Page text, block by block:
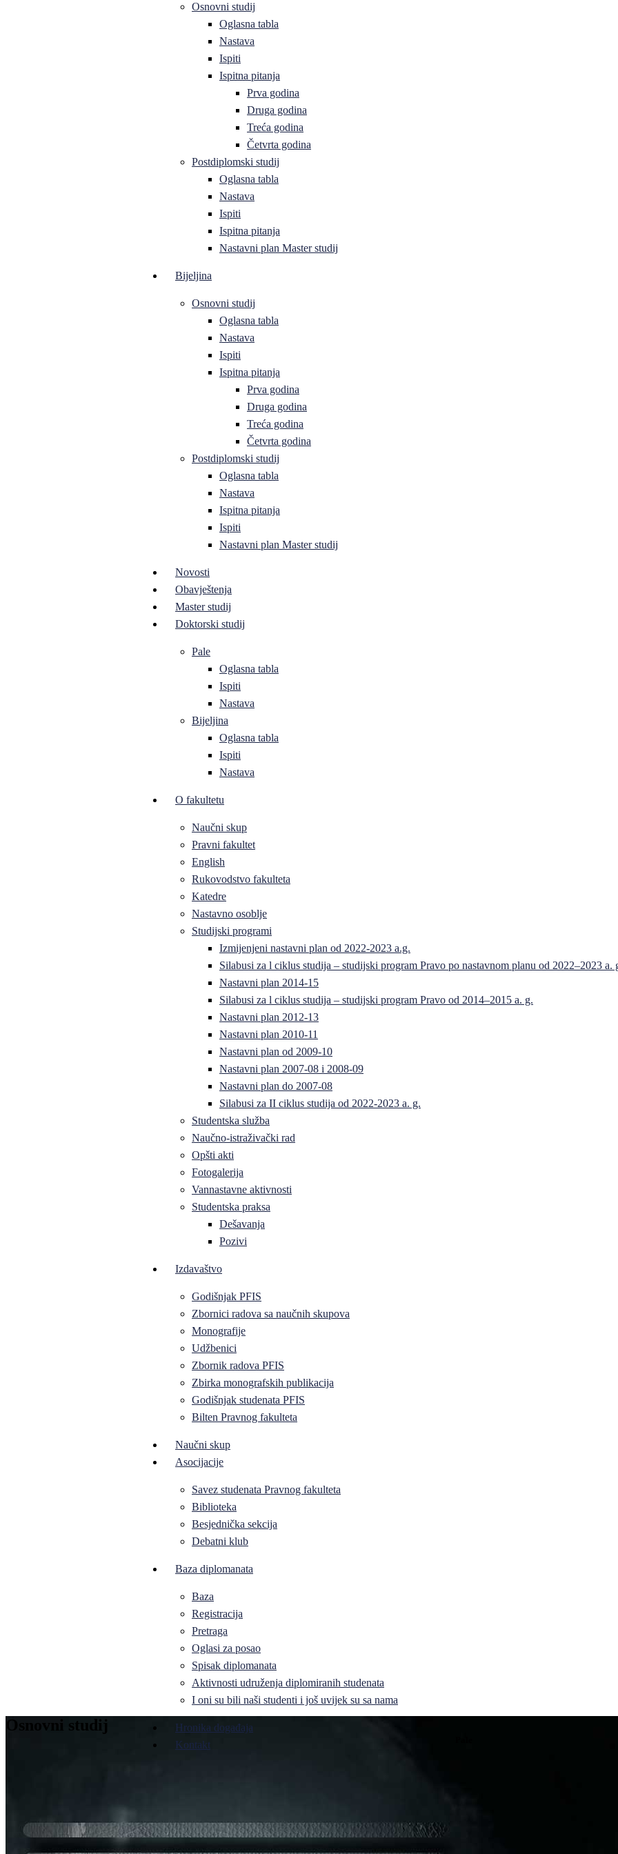
Osnovni studij
Oglasna tabla
Nastava
Ispiti
Ispitna pitanja
Prva godina
Druga godina
Treća godina
Četvrta godina
Postdiplomski studij
Oglasna tabla
Nastava
Ispiti
Ispitna pitanja
Nastavni plan Master studij
Bijeljina
Osnovni studij
Oglasna tabla
Nastava
Ispiti
Ispitna pitanja
Prva godina
Druga godina
Treća godina
Četvrta godina
Postdiplomski studij
Oglasna tabla
Nastava
Ispitna pitanja
Ispiti
Nastavni plan Master studij
Novosti
Obavještenja
Master studij
Doktorski studij
Pale
Oglasna tabla
Ispiti
Nastava
Bijeljina
Oglasna tabla
Ispiti
Nastava
O fakultetu
Naučni skup
Pravni fakultet
English
Rukovodstvo fakulteta
Katedre
Nastavno osoblje
Studijski programi
Izmijenjeni nastavni plan od 2022-2023 a.g.
Silabusi za l ciklus studija – studijski program Pravo po nastavnom planu od 2022–2023 a.
Nastavni plan 2014-15
Silabusi za l ciklus studija – studijski program Pravo od 2014–2015 a. g.
Nastavni plan 2012-13
Nastavni plan 2010-11
Nastavni plan od 2009-10
Nastavni plan 2007-08 i 2008-09
Nastavni plan do 2007-08
Silabusi za II ciklus studija od 2022-2023 a. g.
Studentska služba
Naučno-istraživački rad
Opšti akti
Fotogalerija
Vannastavne aktivnosti
Studentska praksa
Dešavanja
Pozivi
Izdavaštvo
Godišnjak PFIS
Zbornici radova sa naučnih skupova
Monografije
Udžbenici
Zbornik radova PFIS
Zbirka monografskih publikacija
Godišnjak studenata PFIS
Bilten Pravnog fakulteta
Naučni skup
Asocijacije
Savez studenata Pravnog fakulteta
Biblioteka
Besjednička sekcija
Debatni klub
Baza diplomanata
Baza
Registracija
Pretraga
Oglasi za posao
Spisak diplomanata
Aktivnosti udruženja diplomiranih studenata
I oni su bili naši studenti i još uvijek su sa nama
Hronika događaja
Kontakt
Osnovni studij